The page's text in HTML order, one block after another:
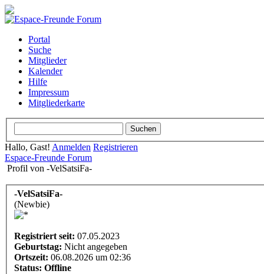
Portal
Suche
Mitglieder
Kalender
Hilfe
Impressum
Mitgliederkarte
Hallo, Gast! Anmelden Registrieren
Espace-Freunde Forum
Profil von -VelSatsiFa-
-VelSatsiFa-
(Newbie)
Registriert seit: 07.05.2023
Geburtstag: Nicht angegeben
Ortszeit: 06.08.2026 um 02:36
Status: Offline